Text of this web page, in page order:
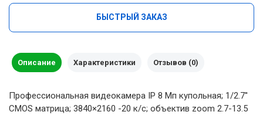
БЫСТРЫЙ ЗАКАЗ
Описание Характеристики Отзывов (0)
Профессиональная видеокамера IP 8 Мп купольная; 1/2.7''
CMOS матрица; 3840×2160 -20 к/с; объектив zoom 2.7-13.5